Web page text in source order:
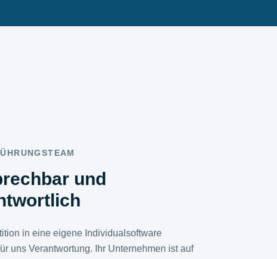
und
in eine eigene Individualsoftware
uns Verantwortung. Ihr Unternehmen ist auf